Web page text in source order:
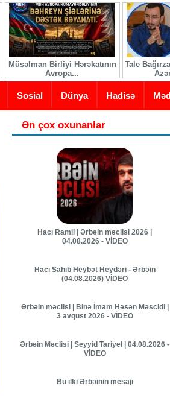
Müsəlman Birliyi Hərəkatının
Avropa...
Tale
Sosial Dünya Hadisə
Ən çox oxunanlar
Hacı Ramil | Ərbəin məclisi 2026 |
04.08.2026 - VİDEO
Hacı Sahib Heybət Heydəri - Ərbəin
(04.08.2026) VİDEO
Ərbəin məclisi | Binə İmam Həsən Məscidi |
3 avqust 2026 - VİDEO
Ərbəin Məclisi | Seyyid Tariyel | 04.08.2026 -
VİDEO
Bu ilki Ərbəinin mesajı